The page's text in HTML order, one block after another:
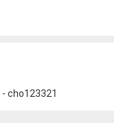
- cho123321